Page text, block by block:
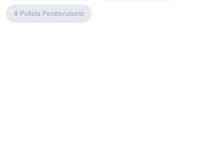
# Polizia Penitenziaria